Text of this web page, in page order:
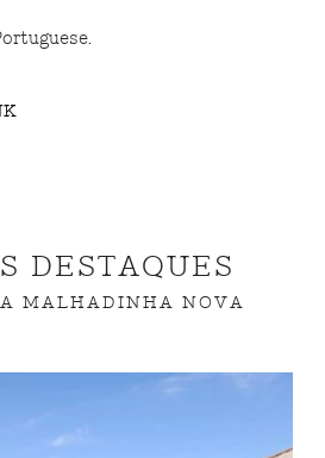
DESTAQUES
MALHADINHA NOVA